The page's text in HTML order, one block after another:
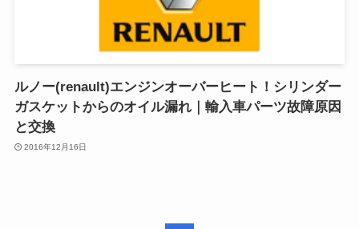
ルノー(renault)エンジンオーバーヒート！シリンダー
ガスケットからのオイル漏れ｜輸入車パーツ故障原因
と交換
2016年12月16日